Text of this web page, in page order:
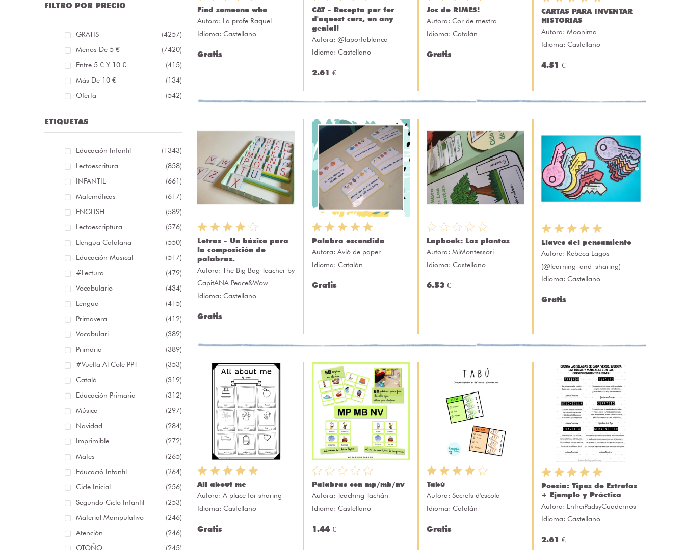
FILTRO POR PRECIO
GRATIS
(4257)
Menos De 5 €
(7420)
Entre 5 € Y 10 €
(415)
Más De 10 €
(134)
Oferta
(542)
ETIQUETAS
Educación Infantil
(1343)
Lectoescritura
(858)
INFANTIL
(661)
Matemáticas
(617)
ENGLISH
(589)
Lectoescriptura
(576)
Llengua Catalana
(550)
Educación Musical
(517)
#lectura
(479)
Vocabulario
(434)
Lengua
(415)
Primavera
(412)
Vocabulari
(389)
Primaria
(389)
#Vuelta Al Cole PPT
(353)
Català
(319)
Educación Primaria
(312)
Música
(297)
Navidad
(284)
Imprimible
(272)
Mates
(265)
Educació Infantil
(264)
Cicle Inicial
(256)
Segundo Ciclo Infantil
(253)
Material Manipulativo
(246)
Atención
(246)
OTOÑO
(245)
Find someone who
Autora: La profe Raquel
Idioma: Castellano
Gratis
CAT - Recepta per fer
d'aquest curs, un any
genial!
Autora: @laportablanca
Idioma: Castellano
2.61 €
Joc de RIMES!
Autora: Cor de mestra
Idioma: Catalán
Gratis
CARTAS PARA INVENTAR
HISTORIAS
Autora: Moonima
Idioma: Castellano
4.51 €
Letras - Un básico para
la composición de
palabras.
Autora: The Big Bag Teacher by
CapitANA Peace&Wow
Idioma: Castellano
Gratis
Palabra escondida
Autora: Avió de paper
Idioma: Catalán
Gratis
Lapbook: Las plantas
Autora: MiMontessori
Idioma: Castellano
6.53 €
Llaves del pensamiento
Autora: Rebeca Lagos
(@learning_and_sharing)
Idioma: Castellano
Gratis
All about me
Autora: A place for sharing
Idioma: Castellano
Gratis
Palabras con mp/mb/nv
Autora: Teaching Tachán
Idioma: Castellano
1.44 €
Tabú
Autora: Secrets d'escola
Idioma: Catalán
Gratis
Poesía: Tipos de Estrofas
+ Ejemplo y Práctica
Autora: EntreiPadsyCuadernos
Idioma: Castellano
2.61 €